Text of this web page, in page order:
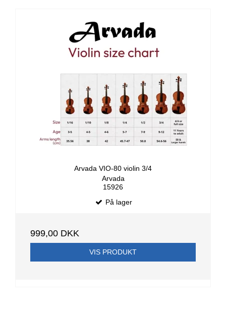
Arvada VIO-80 violin 3/4
Arvada
15926
På lager
999,00 DKK
VIS PRODUKT